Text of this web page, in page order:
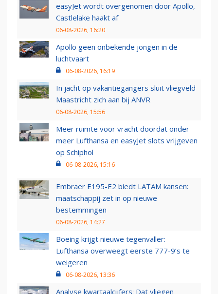
easyJet wordt overgenomen door Apollo,
Castlelake haakt af
06-08-2026, 16:20
Apollo geen onbekende jongen in de
luchtvaart
06-08-2026, 16:19
In jacht op vakantiegangers sluit vliegveld
Maastricht zich aan bij ANVR
06-08-2026, 15:56
Meer ruimte voor vracht doordat onder
meer Lufthansa en easyJet slots vrijgeven
op Schiphol
06-08-2026, 15:16
Embraer E195-E2 biedt LATAM kansen:
maatschappij zet in op nieuwe
bestemmingen
06-08-2026, 14:27
Boeing krijgt nieuwe tegenvaller:
Lufthansa overweegt eerste 777-9’s te
weigeren
06-08-2026, 13:36
Analyse kwartaalcijfers: Dat vliegen